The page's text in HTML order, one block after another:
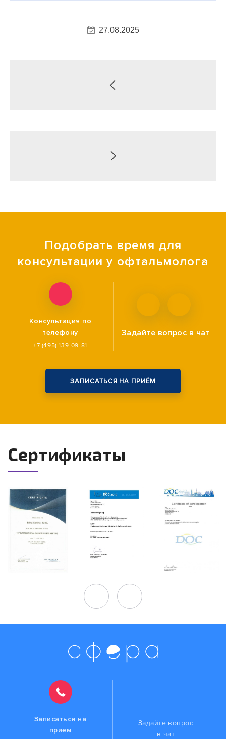
27.08.2025
Подобрать время для
консультации у офтальмолога
Консультация по
телефону
+7 (495) 139-09-81
Задайте вопрос в чат
ЗАПИСАТЬСЯ НА ПРИЁМ
Сертификаты
Записаться на
прием
Задайте вопрос
в чат